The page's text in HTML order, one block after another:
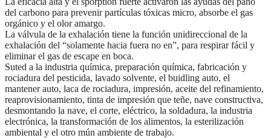
del carbono para prevenir partículas tóxicas micro, absorbe el gas
orgánico y el olor amargo.
La válvula de la exhalación tiene la función unidireccional de la
exhalación del “solamente hacia fuera no en”, para respirar fácil y
eliminar el gas de escape en boca.
Suted a la industria química, preparación química, fabricación y
rociadura del pesticida, lavado solvente, el buidling auto, el
mantener auto, laca de rociadura, impresión, aceite del refinamiento,
reaprovisionamiento, tinta de impresión que teñe, nave constructiva,
desmontando la nave, el corte, eléctrico, la soldadura, la industria
electrónica, la transformación de los alimentos, la esterilización
ambiental y el otro mún ambiente de trabajo.